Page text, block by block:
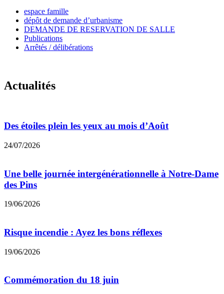
espace famille
dépôt de demande d’urbanisme
DEMANDE DE RESERVATION DE SALLE
Publications
Arrêtés / délibérations
Actualités
Des étoiles plein les yeux au mois d’Août
24/07/2026
Une belle journée intergénérationnelle à Notre-Dame
des Pins
19/06/2026
Risque incendie : Ayez les bons réflexes
19/06/2026
Commémoration du 18 juin